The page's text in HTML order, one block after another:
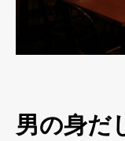
男の身だ